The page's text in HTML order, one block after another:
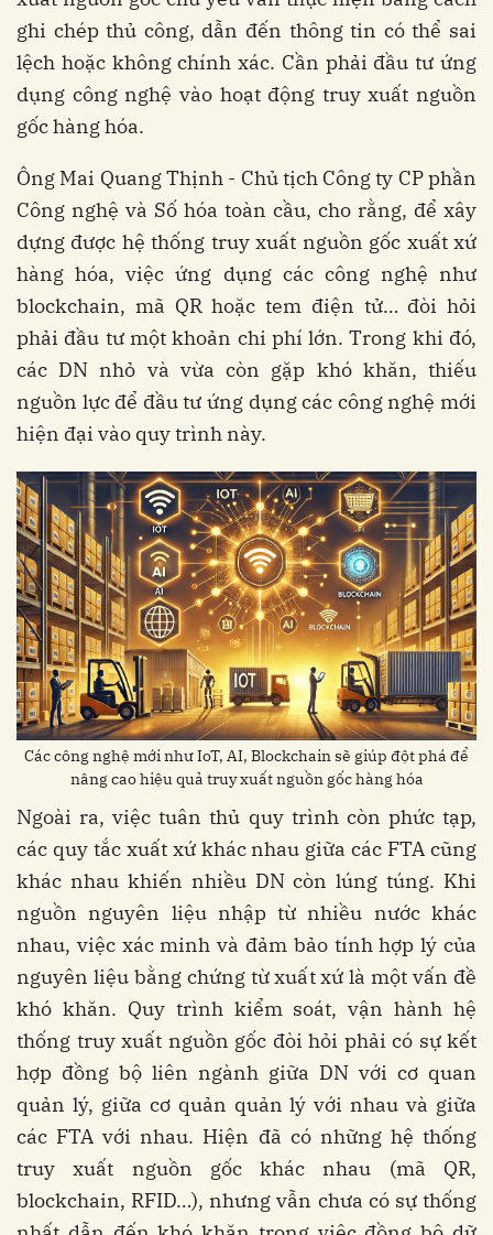
ghi chép thủ công, dẫn đến thông tin có thể sai
lệch hoặc không chính xác. Cần phải đầu tư ứng
dụng công nghệ vào hoạt động truy xuất nguồn
gốc hàng hóa.
Ông Mai Quang Thịnh - Chủ tịch Công ty CP phần
Công nghệ và Số hóa toàn cầu, cho rằng, để xây
dựng được hệ thống truy xuất nguồn gốc xuất xứ
hàng hóa, việc ứng dụng các công nghệ như
blockchain, mã QR hoặc tem điện tử… đòi hỏi
phải đầu tư một khoản chi phí lớn. Trong khi đó,
các DN nhỏ và vừa còn gặp khó khăn, thiếu
nguồn lực để đầu tư ứng dụng các công nghệ mới
hiện đại vào quy trình này.
Các công nghệ mới như IoT, AI, Blockchain sẽ giúp đột phá để
nâng cao hiệu quả truy xuất nguồn gốc hàng hóa
Ngoài ra, việc tuân thủ quy trình còn phức tạp,
các quy tắc xuất xứ khác nhau giữa các FTA cũng
khác nhau khiến nhiều DN còn lúng túng. Khi
nguồn nguyên liệu nhập từ nhiều nước khác
nhau, việc xác minh và đảm bảo tính hợp lý của
nguyên liệu bằng chứng từ xuất xứ là một vấn đề
khó khăn. Quy trình kiểm soát, vận hành hệ
thống truy xuất nguồn gốc đòi hỏi phải có sự kết
hợp đồng bộ liên ngành giữa DN với cơ quan
quản lý, giữa cơ quản quản lý với nhau và giữa
các FTA với nhau. Hiện đã có những hệ thống
truy xuất nguồn gốc khác nhau (mã QR,
blockchain, RFID…), nhưng vẫn chưa có sự thống